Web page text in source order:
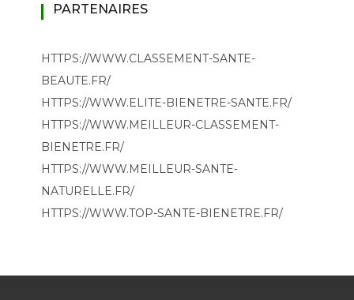
PARTENAIRES
HTTPS://WWW.CLASSEMENT-SANTE-
BEAUTE.FR/
HTTPS://WWW.ELITE-BIENETRE-SANTE.FR/
HTTPS://WWW.MEILLEUR-CLASSEMENT-
BIENETRE.FR/
HTTPS://WWW.MEILLEUR-SANTE-
NATURELLE.FR/
HTTPS://WWW.TOP-SANTE-BIENETRE.FR/